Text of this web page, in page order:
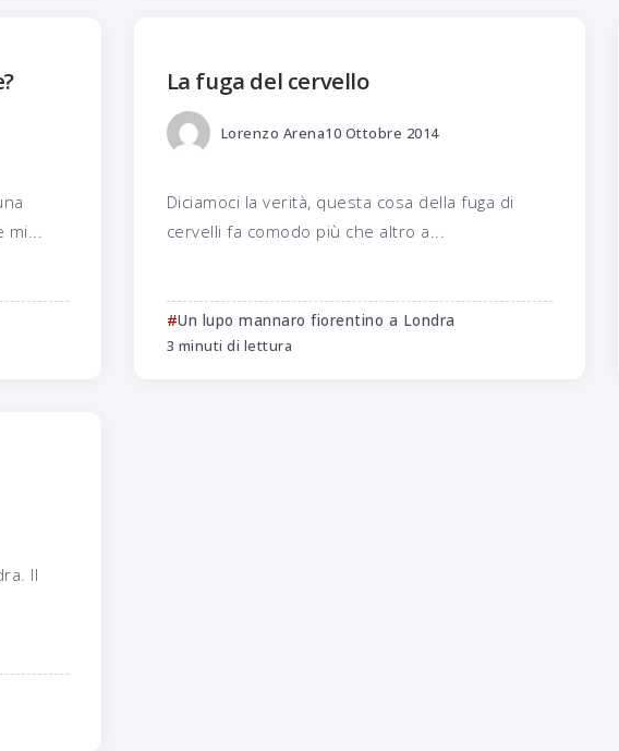
La fuga del cervello
Lorenzo Arena10 Ottobre 2014
Diciamoci la verità, questa cosa della fuga di
cervelli fa comodo più che altro a...
Un lupo mannaro fiorentino a Londra
3 minuti di lettura
Il